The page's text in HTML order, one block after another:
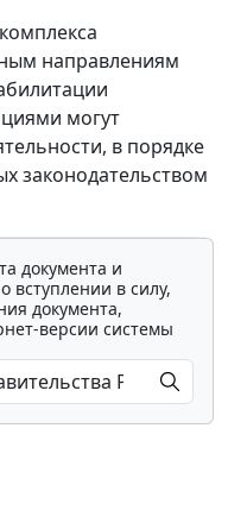
направлениям
могут
в порядке
законодательством
документа и
в силу,
документа,
версии системы